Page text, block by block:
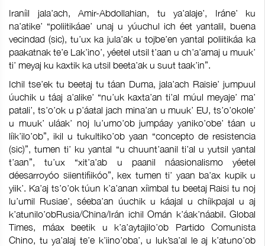
Iraníil jala’ach, Amir-Abdollahian, tu ya’alaje’, Iráne’ ku
na’atike’ “poliitikáae’ unaj u yúuchul ich éet yantalil, buena
vecindad (sic), tu’ux ka jula’ak u tojbe’en yantal poliitikáa ka
paakatnak te’e Lak’ino’, yéetel utsil t’aan u ch’a’amaj u muuk’
ti’ meyaj ku kaxtik ka utsil beeta’ak u suut taak’in”.
Ichil tse’ek tu beetaj tu táan Duma, jala’ach Raisie’ jumpuul
úuchik u táaj a’alike’ “nu’uk kaxta’an ti’al múul meyaje’ ma’
patali’, ts’o’ok u p’áatal jach mina’an u muuk’ EU, ts’o’okole’
u muuk’ uláak’ noj lu’umo’ob jumpáay yaniko’obe’ táan u
líik’ilo’ob”, ikil u tukultiko’ob yaan “concepto de resistencia
(sic)”, tumen ti’ ku yantal “u chuunt’aanil ti’al u yutsil yantal
t’aan”, tu’ux “xit’a’ab u paanil náasionalismo yéetel
déesarroyóo siientifiikóo”, kex tumen ti’ yaan ba’ax kupik u
yiik’. Ka’aj ts’o’ok túun k’a’anan xíimbal tu beetaj Raisi tu noj
lu’umil Rusiae’, séeba’an úuchik u káajal u chíikpajal u aj
k’atunilo’obRusia/China/Irán ichil Omán k’áak’náabil. Global
Times, máax beetik u k’a’aytajilo’ob Partido Comunista
Chino, tu ya’alaj te’e k’iino’oba’, u luk’sa’al le aj k’atuno’ob